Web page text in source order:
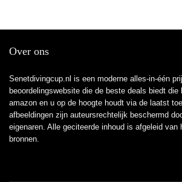
Over ons
Senetdivingcup.nl is een moderne alles-in-één
beoordelingswebsite die de beste deals biedt
amazon en u op de hoogte houdt via de laatst
afbeeldingen zijn auteursrechtelijk beschermd
eigenaren. Alle geciteerde inhoud is afgeleid van
bronnen.